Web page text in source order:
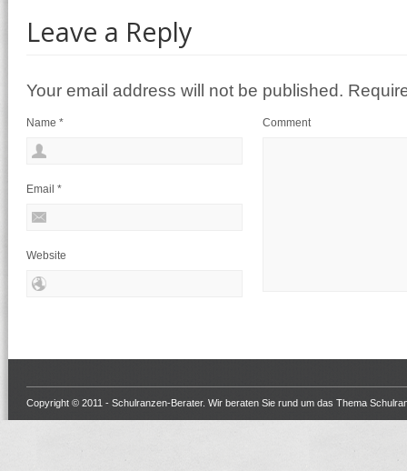
Leave a Reply
Your email address will not be published.
Comment
Name *
Email *
Website
Copyright © 2011 - Schulranzen-Berater. Wir beraten Sie rund um das Thema